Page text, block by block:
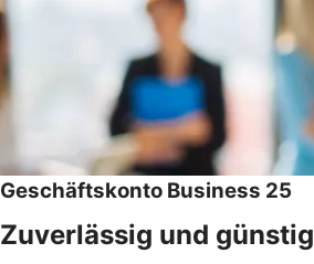
Geschäftskonto Business 25
Zuverlässig und günstig